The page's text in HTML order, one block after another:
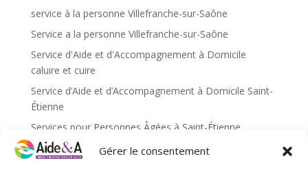
Gérer le consentement
service à la personne Villefranche-sur-Saône
Service a la personne Villefranche-sur-Saône
Service d'Aide et d'Accompagnement à Domicile
caluire et cuire
Service d’Aide et d’Accompagnement à Domicile Saint-
Étienne
Services pour Personnes Âgées à Saint-Étienne
Services pour personnes âgées caluire et cuire